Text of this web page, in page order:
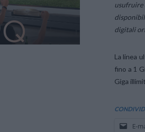
usufruire
digitali
La linea
fino a 1
Giga
E-